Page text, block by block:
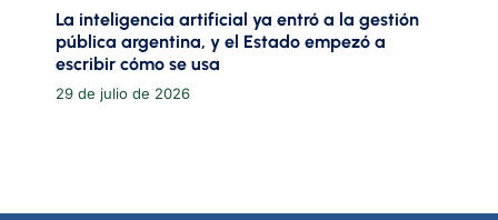
La inteligencia artificial ya entró a la gestión
pública argentina, y el Estado empezó a
escribir cómo se usa
29 de julio de 2026